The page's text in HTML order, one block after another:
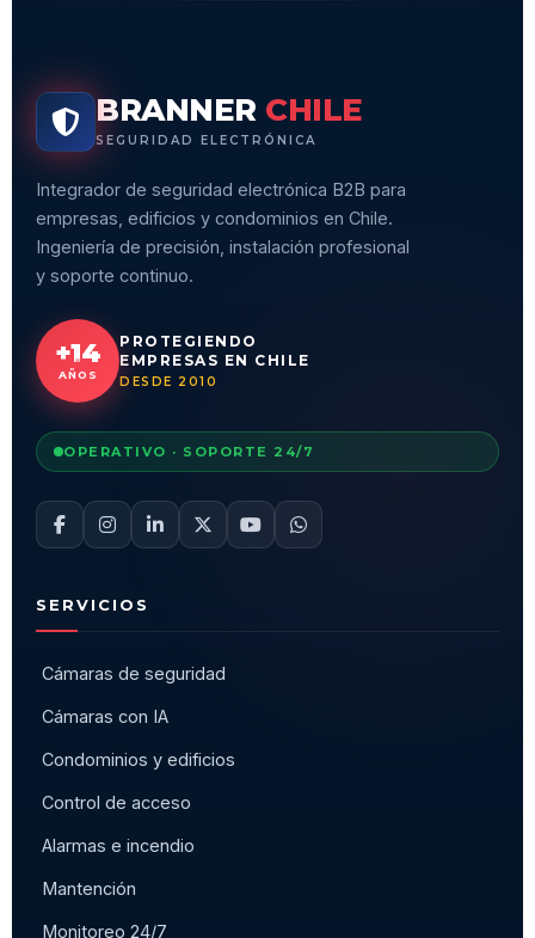
BRANNER CHILE
SEGURIDAD ELECTRÓNICA
Integrador de seguridad electrónica B2B para
empresas, edificios y condominios en Chile.
Ingeniería de precisión, instalación profesional
y soporte continuo.
+14
AÑOS
PROTEGIENDO
EMPRESAS EN CHILE
DESDE 2010
OPERATIVO · SOPORTE 24/7
SERVICIOS
Cámaras de seguridad
Cámaras con IA
Condominios y edificios
Control de acceso
Alarmas e incendio
Mantención
Monitoreo 24/7